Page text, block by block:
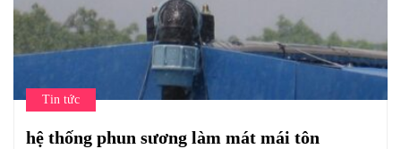
Tin tức
hệ thống phun sương làm mát mái tôn